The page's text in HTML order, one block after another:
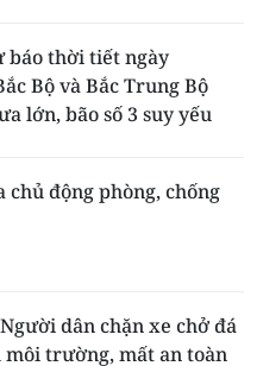
báo thời tiết ngày
Bộ và Bắc Trung Bộ
lớn, bão số 3 suy yếu
chủ động phòng, chống
dân chặn xe chở đá
môi trường, mất an toàn